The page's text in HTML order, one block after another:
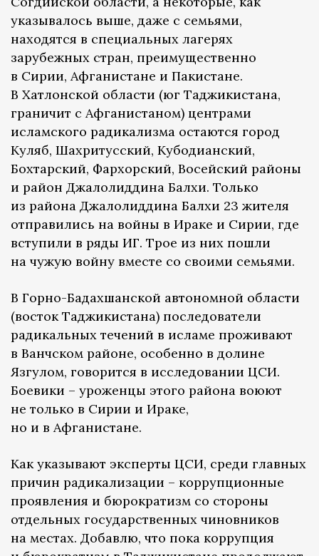
указывалось выше, даже с семьями,
находятся в специальных лагерях
зарубежных стран, преимущественно
в Сирии, Афганистане и Пакистане.
В Хатлонской области (юг Таджикистана,
граничит с Афганистаном) центрами
исламского радикализма остаются город
Куляб, Шахритусский, Кубодианский,
Бохтарский, Фархорский, Восейский районы
и район Джалолиддина Балхи. Только
из района Джалолиддина Балхи 23 жителя
отправились на войны в Ираке и Сирии, где
вступили в ряды ИГ. Трое из них пошли
на чужую войну вместе со своими семьями.
В Горно-Бадахшанской автономной области
(восток Таджикистана) последователи
радикальных течений в исламе проживают
в Ванчском районе, особенно в долине
Язгулом, говорится в исследовании ЦСИ.
Боевики – уроженцы этого района воюют
не только в Сирии и Ираке,
но и в Афганистане.
Как указывают эксперты ЦСИ, среди главных
причин радикализации – коррупционные
проявления и бюрократизм со стороны
отдельных государственных чиновников
на местах. Добавлю, что пока коррупция